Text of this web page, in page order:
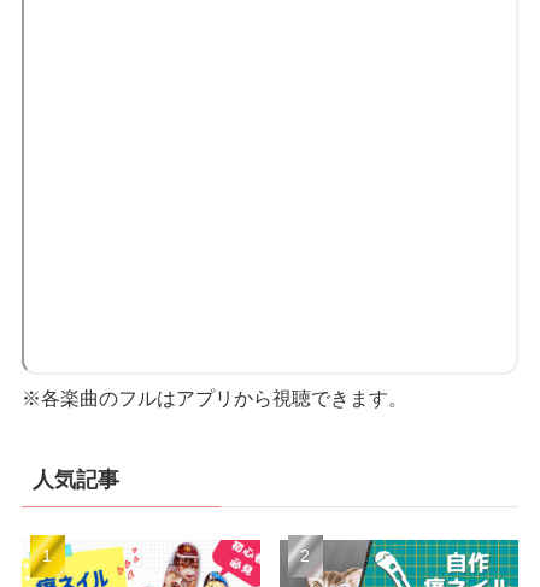
※各楽曲のフルはアプリから視聴できます。
人気記事